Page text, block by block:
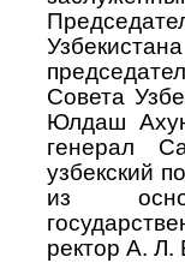
Совета
Юлдаш
генерал
узбекский
из
ректор А. Л.